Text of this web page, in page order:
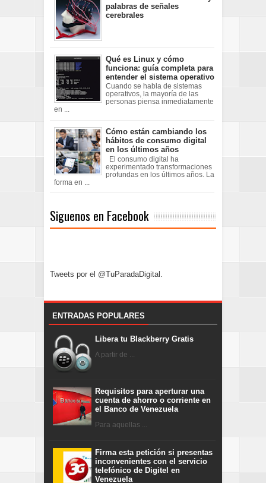
palabras de señales
cerebrales
Qué es Linux y cómo
funciona: guía completa para
entender el sistema operativo
Cuando se habla de sistemas
operativos, la mayoría de las
personas piensa inmediatamente
en ...
Cómo están cambiando los
hábitos de consumo digital
en los últimos años
El consumo digital ha
experimentado transformaciones
profundas en los últimos años. La
forma en ...
Siguenos en Facebook
Tweets por el @TuParadaDigital.
ENTRADAS POPULARES
Libera tu Blackberry Gratis
A partir de ...
Requisitos para aperturar una
cuenta de ahorro o corriente en
el Banco de Venezuela
Para aquellas ...
Firma esta petición si presentas
inconvenientes con el servicio
telefónico de Digitel en
Venezuela